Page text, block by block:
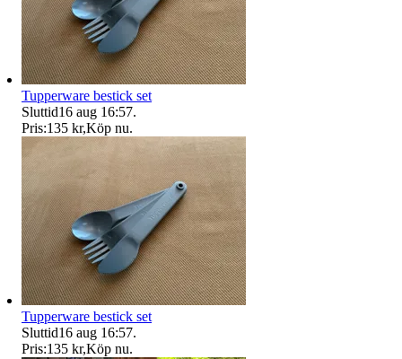
Tupperware bestick set
Sluttid16 aug 16:57.
Pris:135 kr,Köp nu.
Tupperware bestick set
Sluttid16 aug 16:57.
Pris:135 kr,Köp nu.